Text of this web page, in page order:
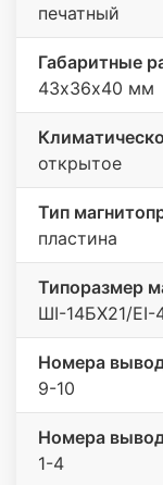
печатный
Габаритные
43х36х40 мм
открытое
Тип
пластина
Типоразмер
ШI-14БХ21/EI-
Номера
9-10
Номера
1-4